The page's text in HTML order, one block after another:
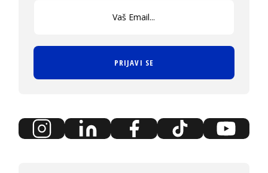
PRIJAVI SE